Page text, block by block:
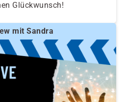
Glückwunsch!
mit Sandra